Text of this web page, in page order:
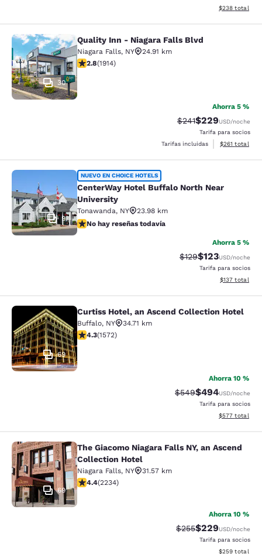
Ver detalles
$238 total
Quality Inn - Niagara Falls Blvd
30
Quality Inn - Niagara Falls Blvd
Niagara Falls, NY
24.91 km
calificación de 2.79 estrellas. Feria. 1914 reseñas
2.8(1914)
Ahorra 5 %
Precio tachado:
$241Precio con
$229USD/noche
Tarifa para socios
Tarifas incluidas
Ver detalles
$261 total
CenterWay Hotel Buffalo North
9
NUEVO EN CHOICE HOTELS
CenterWay Hotel Buffalo North Near
University
Tonawanda, NY
23.98 km
No hay reseñas todavía
No hay reseñas todavía
Ahorra 5 %
Precio tachado:
$129Precio con
$123USD/noche
Tarifa para socios
Ver detalles
$137 total
Curtiss Hotel, an Ascend Collection
69
Curtiss Hotel, an Ascend Collection Hotel
Buffalo, NY
34.71 km
calificación de 4.32 estrellas. Excelente. 1572 reseñas
4.3(1572)
Ahorra 10 %
Precio tachado:
$549Precio con
$494USD/noche
Tarifa para socios
Ver detalles
$577 total
The Giacomo Niagara Falls NY, an
69
The Giacomo Niagara Falls NY, an Ascend
Collection Hotel
Niagara Falls, NY
31.57 km
calificación de 4.37 estrellas. Excelente. 2234 reseñas
4.4(2234)
Ahorra 10 %
Precio tachado:
$255Precio con
$229USD/noche
Tarifa para socios
Ver detalles
$259 total